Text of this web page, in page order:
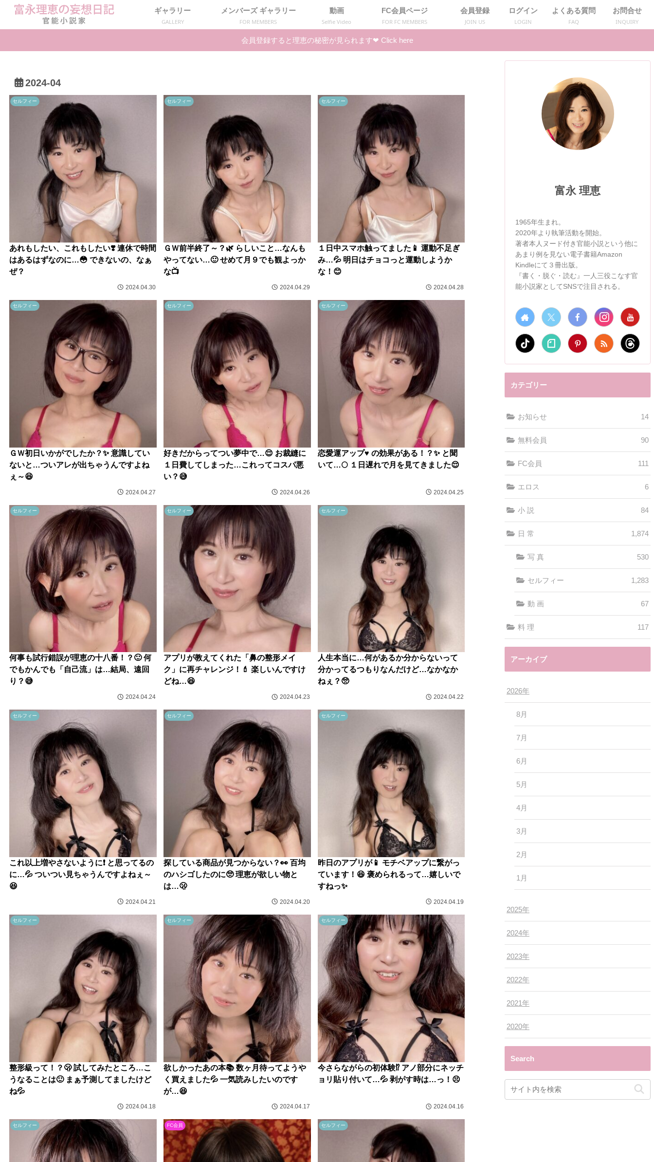
ギャラリー
GALLERY
メンバーズ ギャラリー
FOR MEMBERS
動画
Selfie Video
FC会員ページ
FOR FC MEMBERS
会員登録
JOIN US
ログイン
LOGIN
よくある質問
FAQ
お問合せ
INQUIRY
会員登録すると理恵の秘密が見られます❤︎ Click here
2024-04
セルフィー
あれもしたい、これもしたい❣️ 連休で時間
はあるはずなのに…😳 できないの、なぁ
ぜ？
2024.04.30
セルフィー
ＧＷ前半終了～？🌿 らしいこと…なんも
やってない…🙂 せめて月９でも観よっか
な📺
2024.04.29
セルフィー
１日中スマホ触ってました📱 運動不足ぎ
み…💦 明日はチョコっと運動しようか
な！😊
2024.04.28
セルフィー
ＧＷ初日いかがでしたか？✨ 意識してい
ないと…ついアレが出ちゃうんですよね
ぇ～😆
2024.04.27
セルフィー
好きだからってつい夢中で…😌 お裁縫に
１日費してしまった…これってコスパ悪
い？😅
2024.04.26
セルフィー
恋愛運アップ♥️ の効果がある！？✨ と聞
いて…🌕 １日遅れで月を見てきました😌
2024.04.25
セルフィー
何事も試行錯誤が理恵の十八番！？🙂 何
でもかんでも「自己流」は…結局、遠回
り？😅
2024.04.24
セルフィー
アプリが教えてくれた「鼻の整形メイ
ク」に再チャレンジ！💄 楽しいんですけ
どね…😆
2024.04.23
セルフィー
人生本当に…何があるか分からないって
分かってるつもりなんだけど…なかなか
ねぇ？🥺
2024.04.22
セルフィー
これ以上増やさないように❗️ と思ってるの
に…💦 ついつい見ちゃうんですよねぇ～
😆
2024.04.21
セルフィー
探している商品が見つからない？👀 百均
のハシゴしたのに🥺 理恵が欲しい物と
は…🫢
2024.04.20
セルフィー
昨日のアプリが📱 モチベアップに繋がっ
ています！😆 褒められるって…嬉しいで
すねっ✨
2024.04.19
セルフィー
整形級って！？🫢 試してみたところ…こ
うなることは🙂 まぁ予測してましたけど
ね💦
2024.04.18
セルフィー
欲しかったあの本📚 数ヶ月待ってようや
く買えました💦 一気読みしたいのです
が…😆
2024.04.17
セルフィー
今さらながらの初体験⁉️ アノ部分にネッチ
ョリ貼り付いて…💦 剥がす時は…っ！😣
2024.04.16
セルフィー FC会員 セルフィー
富永 理恵
1965年生まれ。
2020年より執筆活動を開始。
著者本人ヌード付き官能小説という他に
あまり例を見ない電子書籍Amazon
Kindleにて３冊出版。
『書く・脱ぐ・読む』一人三役こなす官
能小説家としてSNSで注目される。
カテゴリー
お知らせ 14
無料会員 90
FC会員 111
エロス 6
小 説 84
日 常 1,874
写 真 530
セルフィー 1,283
動 画 67
料 理 117
アーカイブ
2026年
8月
7月
6月
5月
4月
3月
2月
1月
2025年
2024年
2023年
2022年
2021年
2020年
Search